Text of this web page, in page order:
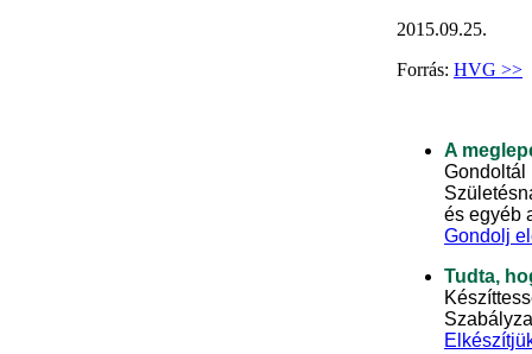
2015.09.25.
Forrás: HVG >>
A
Gondoltál
és egyéb
Gondolj
Tudta,